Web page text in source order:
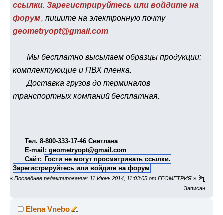
ссылки.Зарегистрируйтесь иливойдите на
форум,пишите на электронную почту
geometryopt@gmail.com
Мы бесплатно высылаем образцы продукции:
комплектующие и ПВХ пленка.
Доставка грузов до терминалов
транспортных компаний бесплатная.
Тел. 8-800-333-17-46 Светлана
E-mail: geometryopt@gmail.com
Сайт: Гости не могут просматривать ссылки.
Зарегистрируйтесь или войдите на форум
« Последнее редактирование: 11 Июнь 2014, 11:03:05 от ГЕОМЕТРИЯ »
Записан
Elena Vnebo